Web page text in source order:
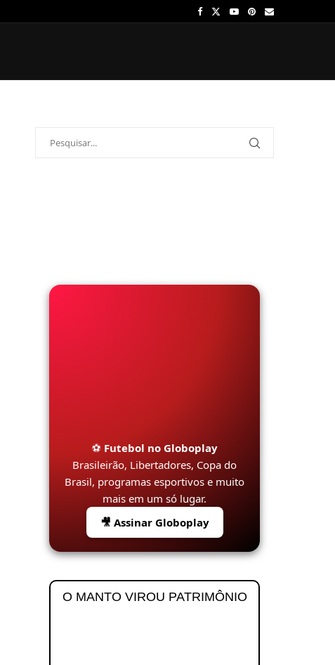
⚽ Futebol no Globoplay
Brasileirão, Libertadores, Copa do
Brasil, programas esportivos e muito
mais em um só lugar.
🎥 Assinar Globoplay
O MANTO VIROU PATRIMÔNIO